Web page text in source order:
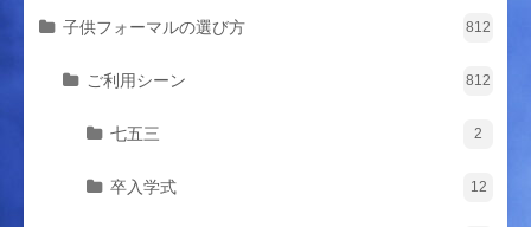
子供フォーマルの選び方 812
ご利用シーン 812
七五三 2
卒入学式 12